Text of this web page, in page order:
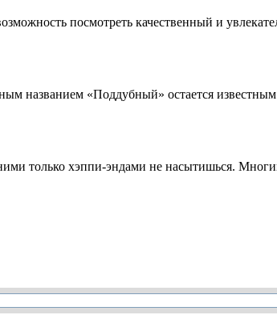
посмотреть качественный и
названием «Поддубный» остается
только хэппи-эндами не насытишься.